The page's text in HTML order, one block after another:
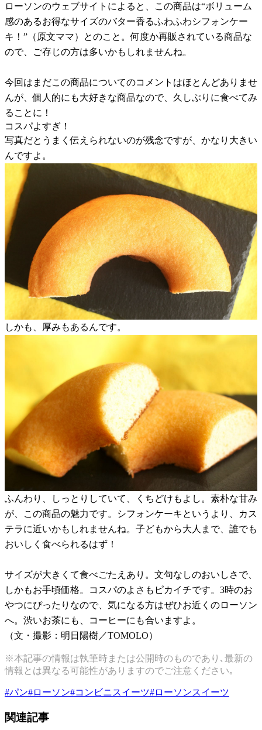
ローソンのウェブサイトによると、この商品は“ボリューム
感のあるお得なサイズのバター香るふわふわシフォンケー
キ！”（原文ママ）とのこと。何度か再販されている商品な
ので、ご存じの方は多いかもしれませんね。
今回はまだこの商品についてのコメントはほとんどありませ
んが、個人的にも大好きな商品なので、久しぶりに食べてみ
ることに！
コスパよすぎ！
写真だとうまく伝えられないのが残念ですが、かなり大きい
んですよ。
しかも、厚みもあるんです。
ふんわり、しっとりしていて、くちどけもよし。素朴な甘み
が、この商品の魅力です。シフォンケーキというより、カス
テラに近いかもしれませんね。子どもから大人まで、誰でも
おいしく食べられるはず！
サイズが大きくて食べごたえあり。文句なしのおいしさで、
しかもお手頃価格。コスパのよさもピカイチです。3時のお
やつにぴったりなので、気になる方はぜひお近くのローソン
へ。渋いお茶にも、コーヒーにも合いますよ。
（文・撮影：明日陽樹／TOMOLO）
※本記事の情報は執筆時または公開時のものであり､最新の
情報とは異なる可能性がありますのでご注意ください｡
#パン#ローソン#コンビニスイーツ#ローソンスイーツ
関連記事